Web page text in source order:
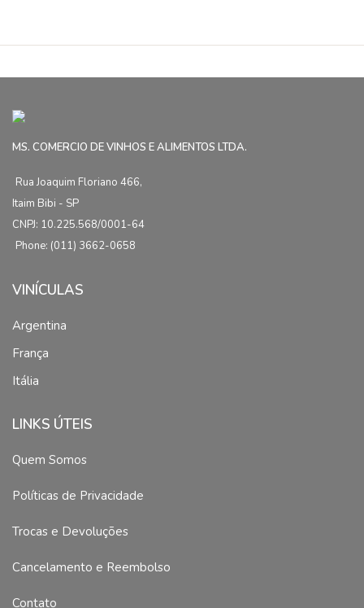
MS. COMERCIO DE VINHOS E ALIMENTOS LTDA.
Rua Joaquim Floriano 466,
Itaim Bibi - SP
CNPJ: 10.225.568/0001-64
Phone: (011) 3662-0658
VINÍCULAS
Argentina
França
Itália
LINKS ÚTEIS
Quem Somos
Políticas de Privacidade
Trocas e Devoluções
Cancelamento e Reembolso
Contato